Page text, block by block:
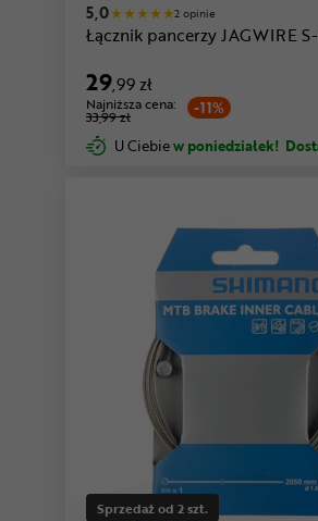
5,0 2 opinie
Łącznik pancerzy JAGWIRE
29,99 zł
-11%
Najniższa cena:
33,99 zł
U Ciebiew poniedziałek!
Sprzedaż od 2 szt.